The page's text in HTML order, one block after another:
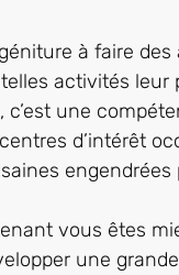
à faire
activités
une
d’intérêt
vous êtes
une